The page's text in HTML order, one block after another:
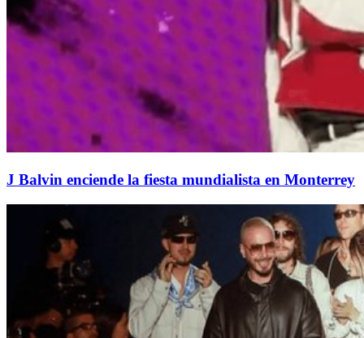
J Balvin enciende la fiesta mundialista en Monterrey